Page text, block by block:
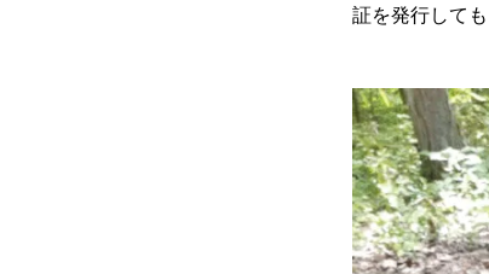
証を発行して